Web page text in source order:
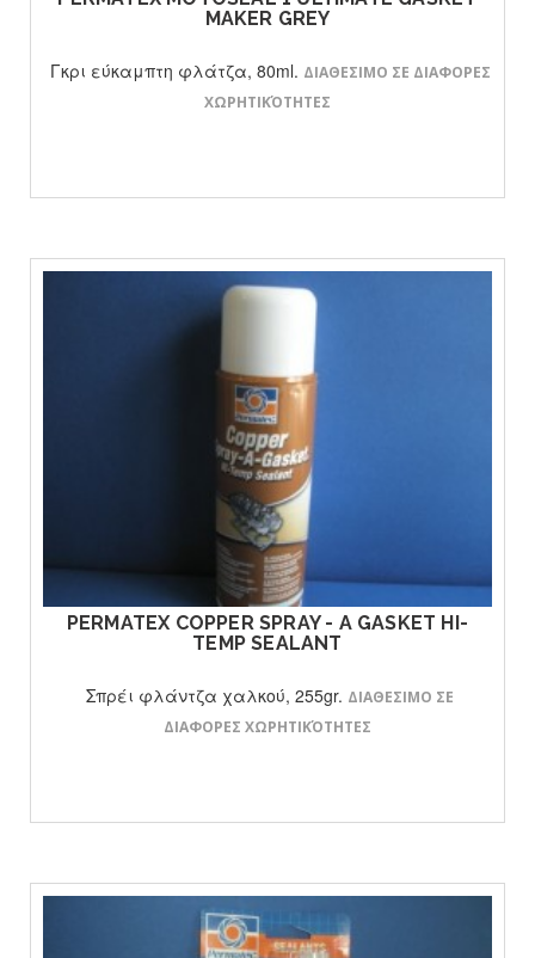
MAKER GREY
Γκρι εύκαμπτη φλάτζα, 80ml. ΔΙΑΘΕΣΙΜΟ ΣΕ ΔΙΑΦΟΡΕΣ
ΧΩΡΗΤΙΚΌΤΗΤΕΣ
ΔΕΙΤΕ ΤΟ ΠΡΟΙΟΝ
PERMATEX COPPER SPRAY - A GASKET HI-
TEMP SEALANT
Σπρέι φλάντζα χαλκού, 255gr. ΔΙΑΘΕΣΙΜΟ ΣΕ
ΔΙΑΦΟΡΕΣ ΧΩΡΗΤΙΚΌΤΗΤΕΣ